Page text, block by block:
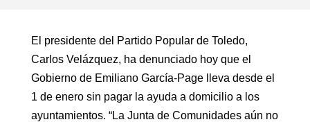
El presidente del Partido Popular de Toledo,
Carlos Velázquez, ha denunciado hoy que el
Gobierno de Emiliano García-Page lleva desde el
1 de enero sin pagar la ayuda a domicilio a los
ayuntamientos. “La Junta de Comunidades aún no